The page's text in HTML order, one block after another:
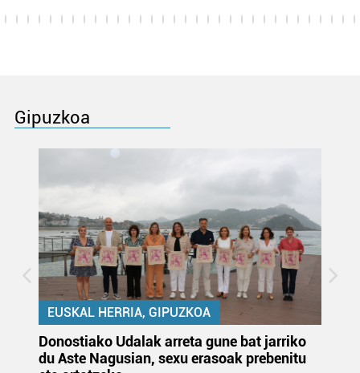
Gipuzkoa
EUSKAL HERRIA, GIPUZKOA
Donostiako Udalak arreta gune bat jarriko
du Aste Nagusian, sexu erasoak prebenitu